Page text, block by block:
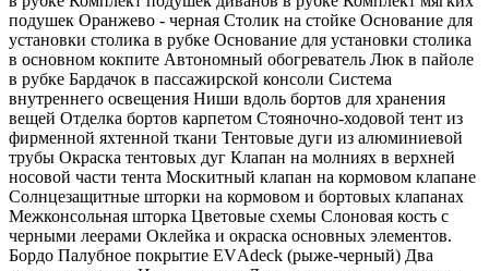
подушек Оранжево - черная Столик на стойке Основание для
установки столика в рубке Основание для установки столика
в основном кокпите Автономный обогреватель Люк в пайоле
в рубке Бардачок в пассажирской консоли Система
внутреннего освещения Ниши вдоль бортов для хранения
вещей Отделка бортов карпетом Стояночно-ходовой тент из
фирменной яхтенной ткани Тентовые дуги из алюминиевой
трубы Окраска тентовых дуг Клапан на молниях в верхней
носовой части тента Москитный клапан на кормовом клапане
Солнцезащитные шторки на кормовом и бортовых клапанах
Межконсольная шторка Цветовые схемы Слоновая кость с
черными леерами Оклейка и окраска основных элементов.
Бордо Палубное покрытие ЕVАdесk (рыже-черный) Два